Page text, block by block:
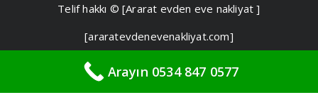
Telif hakkı © [Ararat evden eve nakliyat ]
[araratevdenevenakliyat.com]
Arayın 0534 847 0577